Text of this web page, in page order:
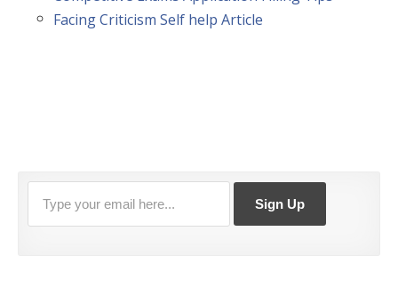
Facing Criticism Self help Article